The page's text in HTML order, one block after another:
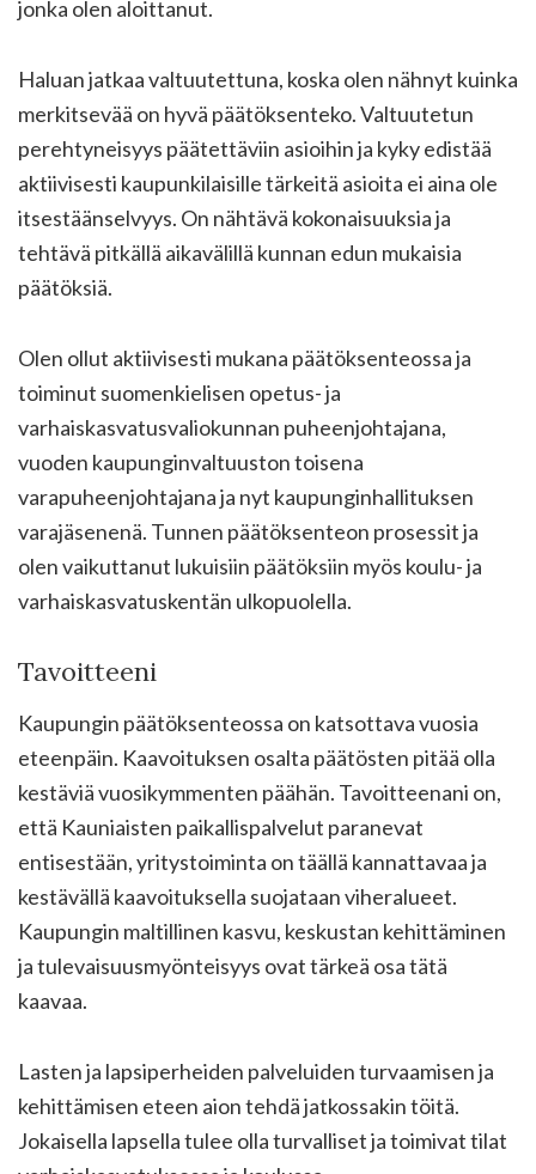
jonka olen aloittanut.
Haluan jatkaa valtuutettuna, koska olen nähnyt kuinka
merkitsevää on hyvä päätöksenteko. Valtuutetun
perehtyneisyys päätettäviin asioihin ja kyky edistää
aktiivisesti kaupunkilaisille tärkeitä asioita ei aina ole
itsestäänselvyys. On nähtävä kokonaisuuksia ja
tehtävä pitkällä aikavälillä kunnan edun mukaisia
päätöksiä.
Olen ollut aktiivisesti mukana päätöksenteossa ja
toiminut suomenkielisen opetus- ja
varhaiskasvatusvaliokunnan puheenjohtajana,
vuoden kaupunginvaltuuston toisena
varapuheenjohtajana ja nyt kaupunginhallituksen
varajäsenenä. Tunnen päätöksenteon prosessit ja
olen vaikuttanut lukuisiin päätöksiin myös koulu- ja
varhaiskasvatuskentän ulkopuolella.
Tavoitteeni
Kaupungin päätöksenteossa on katsottava vuosia
eteenpäin. Kaavoituksen osalta päätösten pitää olla
kestäviä vuosikymmenten päähän. Tavoitteenani on,
että Kauniaisten paikallispalvelut paranevat
entisestään, yritystoiminta on täällä kannattavaa ja
kestävällä kaavoituksella suojataan viheralueet.
Kaupungin maltillinen kasvu, keskustan kehittäminen
ja tulevaisuusmyönteisyys ovat tärkeä osa tätä
kaavaa.
Lasten ja lapsiperheiden palveluiden turvaamisen ja
kehittämisen eteen aion tehdä jatkossakin töitä.
Jokaisella lapsella tulee olla turvalliset ja toimivat tilat